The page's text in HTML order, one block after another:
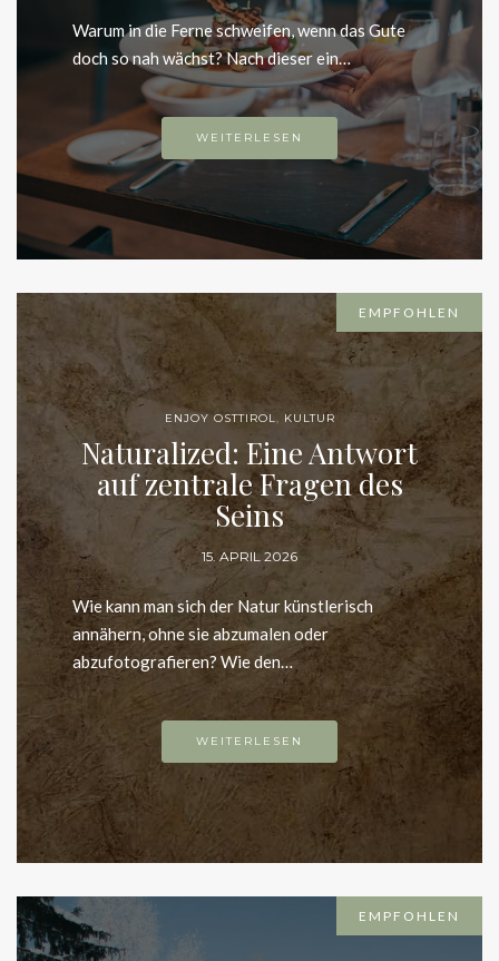
Warum in die Ferne schweifen, wenn das Gute
doch so nah wächst? Nach dieser ein…
WEITERLESEN
EMPFOHLEN
ENJOY OSTTIROL KULTUR
Naturalized: Eine Antwort
auf zentrale Fragen des
Seins
15. APRIL 2026
Wie kann man sich der Natur künstlerisch
annähern, ohne sie abzumalen oder
abzufotografieren? Wie den…
WEITERLESEN
EMPFOHLEN